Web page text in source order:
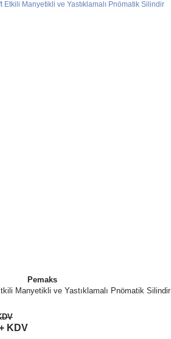
Pemaks
Manyetikli ve Yastıklamalı Pnömatik Silindir
KDV
İncele
Sepete Ekle